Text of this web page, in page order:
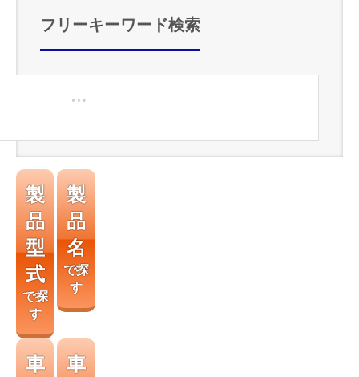
フリーキーワード検索
製
品
型
式
で探
す
製
品
名
で探
す
車 車